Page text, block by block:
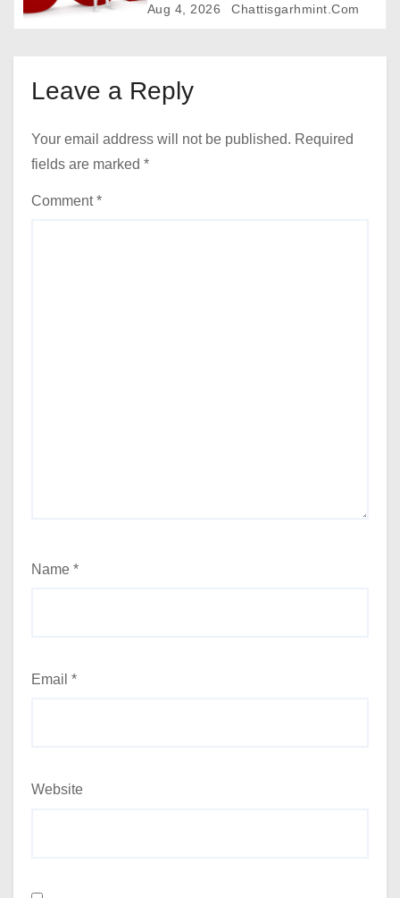
अगस्त तक आवेदन आमंत्रित
Aug 4, 2026 Chattisgarhmint.com
Leave a Reply
Your email address will not be published. Required
fields are marked *
Comment*
Name *
Email *
Website